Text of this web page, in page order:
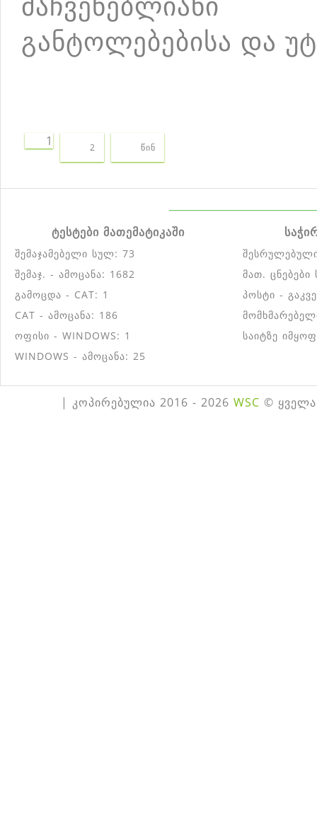
განტოლებებისა და
1 2 წინ
ტესტები მათემატიკაში
შემაჯამებელი სულ: 73
შემაჯ. - ამოცანა: 1682
გამოცდა - CAT: 1
CAT - ამოცანა: 186
ოფისი - WINDOWS: 1
WINDOWS - ამოცანა: 25
მათ.
პოსტი -
საიტზე
| კოპირებულია 2016 - 2026 WSC ©